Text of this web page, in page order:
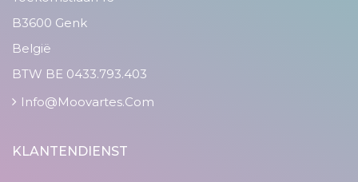
B3600 Genk
België
BTW BE 0433.793.403
Info@moovartes.com
KLANTENDIENST